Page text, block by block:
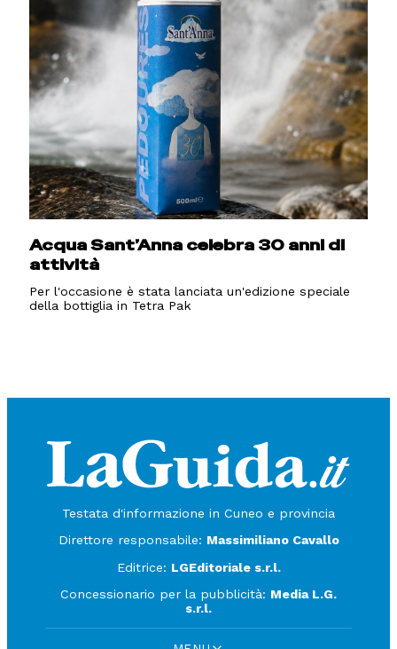
Acqua Sant’Anna celebra 30 anni di
attività
Per l'occasione è stata lanciata un'edizione speciale
della bottiglia in Tetra Pak
Testata d'informazione in Cuneo e provincia
Direttore responsabile: Massimiliano Cavallo
Editrice: LGEditoriale s.r.l.
Concessionario per la pubblicità: Media L.G.
s.r.l.